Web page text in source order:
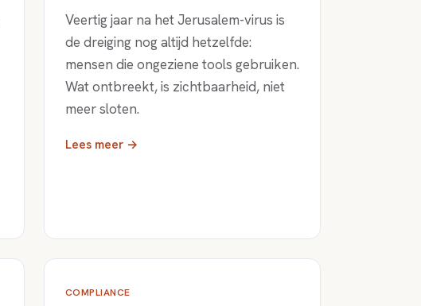
Veertig jaar na het Jerusalem-virus is
de dreiging nog altijd hetzelfde:
mensen die ongeziene tools gebruiken.
Wat ontbreekt, is zichtbaarheid, niet
meer sloten.
Lees meer →
COMPLIANCE